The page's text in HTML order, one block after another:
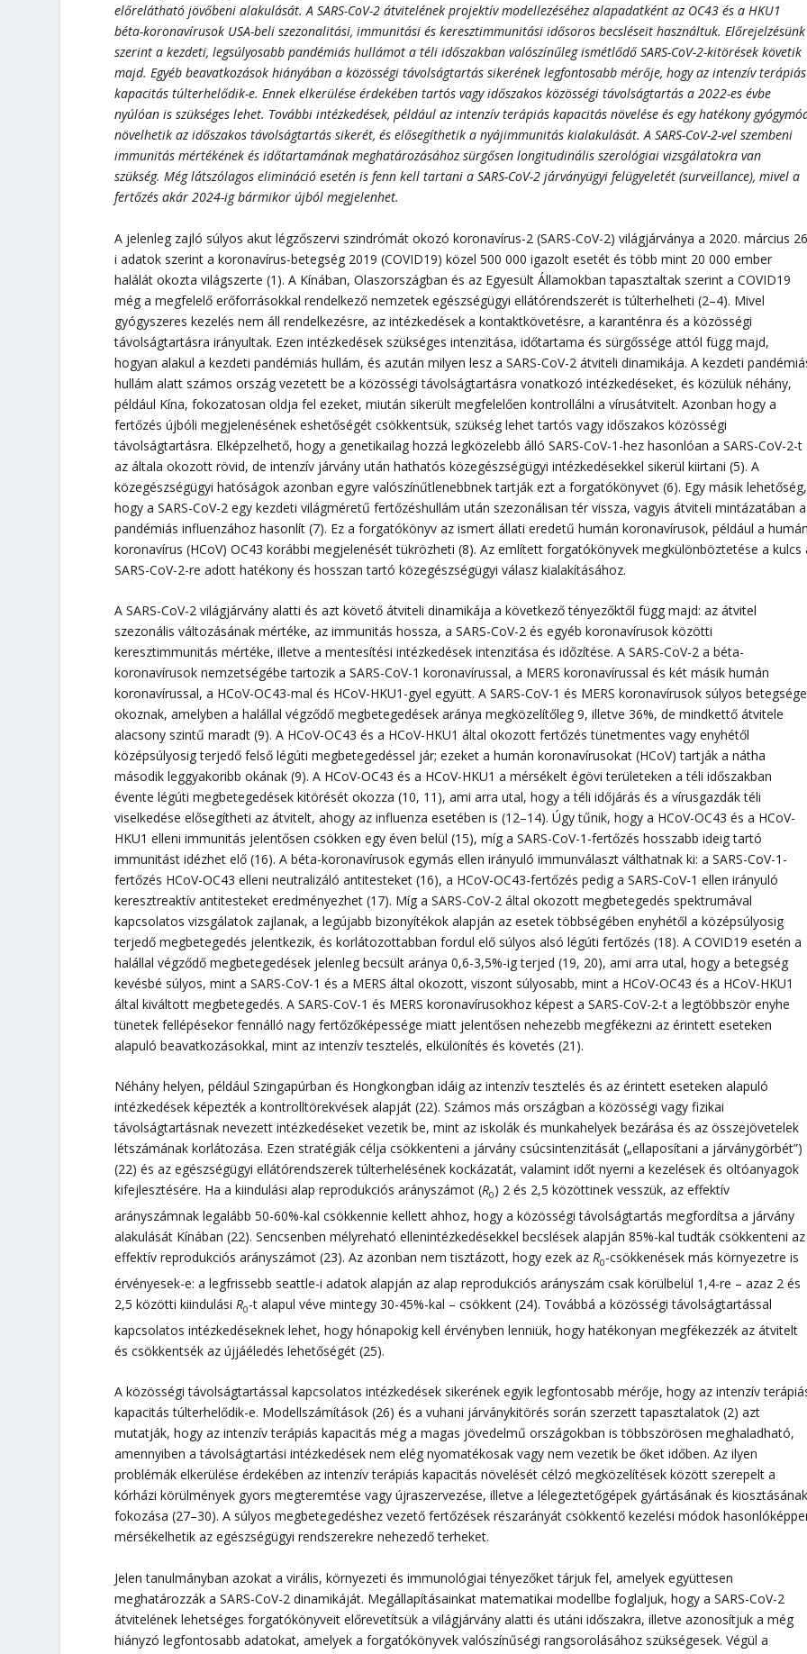
előrelátható jövőbeni alakulását. A SARS-CoV-2 átvitelének projektív modellezéséhez alapadatként az OC43 és a HKU1
béta-koronavírusok USA-beli szezonalitási, immunitási és keresztimmunitási idősoros becsléseit használtuk. Előrejelzésünk
szerint a kezdeti, legsúlyosabb pandémiás hullámot a téli időszakban valószínűleg ismétlődő SARS-CoV-2-kitörések követik
majd. Egyéb beavatkozások hiányában a közösségi távolságtartás sikerének legfontosabb mérője, hogy az intenzív terápiás
kapacitás túlterhelődik-e. Ennek elkerülése érdekében tartós vagy időszakos közösségi távolságtartás a 2022-es évbe
nyúlóan is szükséges lehet. További intézkedések, például az intenzív terápiás kapacitás növelése és egy hatékony
növelhetik az időszakos távolságtartás sikerét, és elősegíthetik a nyájimmunitás kialakulását. A SARS-CoV-2-vel szembeni
immunitás mértékének és időtartamának meghatározásához sürgősen longitudinális szerológiai vizsgálatokra van
szükség. Még látszólagos elimináció esetén is fenn kell tartani a SARS-CoV-2 járványügyi felügyeletét (surveillance), mivel a
fertőzés akár 2024-ig bármikor újból megjelenhet.
A jelenleg zajló súlyos akut légzőszervi szindrómát okozó koronavírus-2 (SARS-CoV-2) világjárványa a 2020. március
i adatok szerint a koronavírus-betegség 2019 (COVID19) közel 500 000 igazolt esetét és több mint 20 000 ember
halálát okozta világszerte (1). A Kínában, Olaszországban és az Egyesült Államokban tapasztaltak szerint a COVID19
még a megfelelő erőforrásokkal rendelkező nemzetek egészségügyi ellátórendszerét is túlterhelheti (2–4). Mivel
gyógyszeres kezelés nem áll rendelkezésre, az intézkedések a kontaktkövetésre, a karanténra és a közösségi
távolságtartásra irányultak. Ezen intézkedések szükséges intenzitása, időtartama és sürgőssége attól függ majd,
hogyan alakul a kezdeti pandémiás hullám, és azután milyen lesz a SARS-CoV-2 átviteli dinamikája. A kezdeti
hullám alatt számos ország vezetett be a közösségi távolságtartásra vonatkozó intézkedéseket, és közülük néhány,
például Kína, fokozatosan oldja fel ezeket, miután sikerült megfelelően kontrollálni a vírusátvitelt. Azonban hogy a
fertőzés újbóli megjelenésének eshetőségét csökkentsük, szükség lehet tartós vagy időszakos közösségi
távolságtartásra. Elképzelhető, hogy a genetikailag hozzá legközelebb álló SARS-CoV-1-hez hasonlóan a SARS-CoV-2-t
az általa okozott rövid, de intenzív járvány után hathatós közegészségügyi intézkedésekkel sikerül kiirtani (5). A
közegészségügyi hatóságok azonban egyre valószínűtlenebbnek tartják ezt a forgatókönyvet (6). Egy másik lehetőség,
hogy a SARS-CoV-2 egy kezdeti világméretű fertőzéshullám után szezonálisan tér vissza, vagyis átviteli mintázatában a
pandémiás influenzához hasonlít (7). Ez a forgatókönyv az ismert állati eredetű humán koronavírusok, például a humán
koronavírus (HCoV) OC43 korábbi megjelenését tükrözheti (8). Az említett forgatókönyvek megkülönböztetése a kulcs
SARS-CoV-2-re adott hatékony és hosszan tartó közegészségügyi válasz kialakításához.
A SARS-CoV-2 világjárvány alatti és azt követő átviteli dinamikája a következő tényezőktől függ majd: az átvitel
szezonális változásának mértéke, az immunitás hossza, a SARS-CoV-2 és egyéb koronavírusok közötti
keresztimmunitás mértéke, illetve a mentesítési intézkedések intenzitása és időzítése. A SARS-CoV-2 a béta-
koronavírusok nemzetségébe tartozik a SARS-CoV-1 koronavírussal, a MERS koronavírussal és két másik humán
koronavírussal, a HCoV-OC43-mal és HCoV-HKU1-gyel együtt. A SARS-CoV-1 és MERS koronavírusok súlyos
okoznak, amelyben a halállal végződő megbetegedések aránya megközelítőleg 9, illetve 36%, de mindkettő átvitele
alacsony szintű maradt (9). A HCoV-OC43 és a HCoV-HKU1 által okozott fertőzés tünetmentes vagy enyhétől
középsúlyosig terjedő felső légúti megbetegedéssel jár; ezeket a humán koronavírusokat (HCoV) tartják a nátha
második leggyakoribb okának (9). A HCoV-OC43 és a HCoV-HKU1 a mérsékelt égövi területeken a téli időszakban
évente légúti megbetegedések kitörését okozza (10, 11), ami arra utal, hogy a téli időjárás és a vírusgazdák téli
viselkedése elősegítheti az átvitelt, ahogy az influenza esetében is (12–14). Úgy tűnik, hogy a HCoV-OC43 és a HCoV-
HKU1 elleni immunitás jelentősen csökken egy éven belül (15), míg a SARS-CoV-1-fertőzés hosszabb ideig tartó
immunitást idézhet elő (16). A béta-koronavírusok egymás ellen irányuló immunválaszt válthatnak ki: a SARS-CoV-1-
fertőzés HCoV-OC43 elleni neutralizáló antitesteket (16), a HCoV-OC43-fertőzés pedig a SARS-CoV-1 ellen irányuló
keresztreaktív antitesteket eredményezhet (17). Míg a SARS-CoV-2 által okozott megbetegedés spektrumával
kapcsolatos vizsgálatok zajlanak, a legújabb bizonyítékok alapján az esetek többségében enyhétől a középsúlyosig
terjedő megbetegedés jelentkezik, és korlátozottabban fordul elő súlyos alsó légúti fertőzés (18). A COVID19 esetén a
halállal végződő megbetegedések jelenleg becsült aránya 0,6-3,5%-ig terjed (19, 20), ami arra utal, hogy a betegség
kevésbé súlyos, mint a SARS-CoV-1 és a MERS által okozott, viszont súlyosabb, mint a HCoV-OC43 és a HCoV-HKU1
által kiváltott megbetegedés. A SARS-CoV-1 és MERS koronavírusokhoz képest a SARS-CoV-2-t a legtöbbször enyhe
tünetek fellépésekor fennálló nagy fertőzőképessége miatt jelentősen nehezebb megfékezni az érintett eseteken
alapuló beavatkozásokkal, mint az intenzív tesztelés, elkülönítés és követés (21).
Néhány helyen, például Szingapúrban és Hongkongban idáig az intenzív tesztelés és az érintett eseteken alapuló
intézkedések képezték a kontrolltörekvések alapját (22). Számos más országban a közösségi vagy fizikai
távolságtartásnak nevezett intézkedéseket vezetik be, mint az iskolák és munkahelyek bezárása és az összejövetelek
létszámának korlátozása. Ezen stratégiák célja csökkenteni a járvány csúcsintenzitását („ellaposítani a járványgörbét”)
(22) és az egészségügyi ellátórendszerek túlterhelésének kockázatát, valamint időt nyerni a kezelések és oltóanyagok
kifejlesztésére. Ha a kiindulási alap reprodukciós arányszámot (R0) 2 és 2,5 közöttinek vesszük, az effektív
arányszámnak legalább 50-60%-kal csökkennie kellett ahhoz, hogy a közösségi távolságtartás megfordítsa a járvány
alakulását Kínában (22). Sencsenben mélyreható ellenintézkedésekkel becslések alapján 85%-kal tudták csökkenteni az
effektív reprodukciós arányszámot (23). Az azonban nem tisztázott, hogy ezek azR0-csökkenések más környezetre is
érvényesek-e: a legfrissebb seattle-i adatok alapján az alap reprodukciós arányszám csak körülbelül 1,4-re – azaz 2 és
2,5 közötti kiindulásiR0-t alapul véve mintegy 30-45%-kal – csökkent (24). Továbbá a közösségi távolságtartással
kapcsolatos intézkedéseknek lehet, hogy hónapokig kell érvényben lenniük, hogy hatékonyan megfékezzék az átvitelt
és csökkentsék az újjáéledés lehetőségét (25).
A közösségi távolságtartással kapcsolatos intézkedések sikerének egyik legfontosabb mérője, hogy az intenzív
kapacitás túlterhelődik-e. Modellszámítások (26) és a vuhani járványkitörés során szerzett tapasztalatok (2) azt
mutatják, hogy az intenzív terápiás kapacitás még a magas jövedelmű országokban is többszörösen meghaladható,
amennyiben a távolságtartási intézkedések nem elég nyomatékosak vagy nem vezetik be őket időben. Az ilyen
problémák elkerülése érdekében az intenzív terápiás kapacitás növelését célzó megközelítések között szerepelt a
kórházi körülmények gyors megteremtése vagy újraszervezése, illetve a lélegeztetőgépek gyártásának és kiosztásának
fokozása (27–30). A súlyos megbetegedéshez vezető fertőzések részarányát csökkentő kezelési módok
mérsékelhetik az egészségügyi rendszerekre nehezedő terheket.
Jelen tanulmányban azokat a virális, környezeti és immunológiai tényezőket tárjuk fel, amelyek együttesen
meghatározzák a SARS-CoV-2 dinamikáját. Megállapításainkat matematikai modellbe foglaljuk, hogy a SARS-CoV-2
átvitelének lehetséges forgatókönyveit előrevetítsük a világjárvány alatti és utáni időszakra, illetve azonosítjuk a még
hiányzó legfontosabb adatokat, amelyek a forgatókönyvek valószínűségi rangsorolásához szükségesek. Végül a